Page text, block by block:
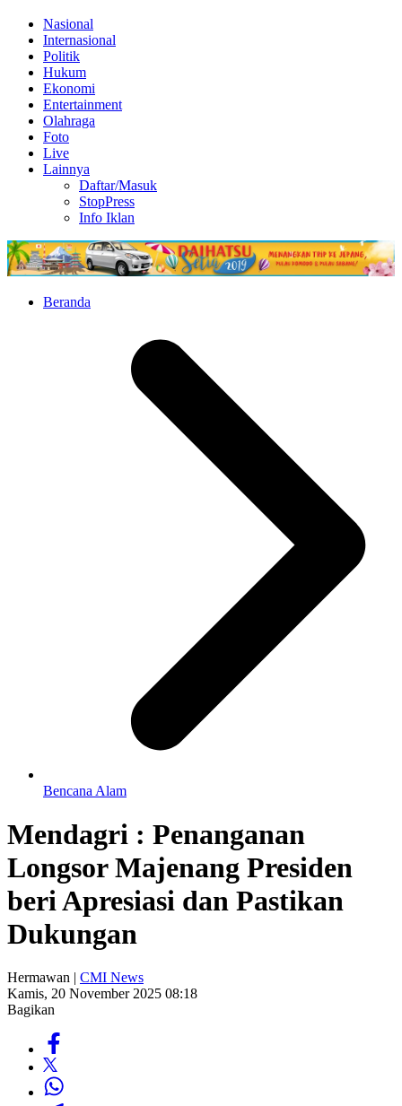
Nasional
Internasional
Politik
Hukum
Ekonomi
Entertainment
Olahraga
Foto
Live
Lainnya
Daftar/Masuk
StopPress
Info Iklan
Beranda
Bencana Alam
Mendagri : Penanganan
Longsor Majenang Presiden
beri Apresiasi dan Pastikan
Dukungan
Hermawan | CMI News
Kamis, 20 November 2025 08:18
Bagikan